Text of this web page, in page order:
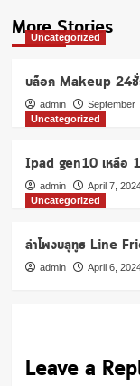
More Stories
Uncategorized
บล็อค Makeup 24ชั่
admin September
Uncategorized
Ipad gen10 เหลือ
admin April 7,
Uncategorized
ลำโพงบลูทูธ Line
admin April 6,
Leave a